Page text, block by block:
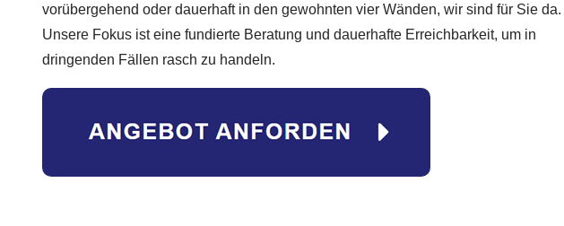
vorübergehend oder dauerhaft in den gewohnten vier Wänden, wir sind für Sie da.
Unsere Fokus ist eine fundierte Beratung und dauerhafte Erreichbarkeit, um in
dringenden Fällen rasch zu handeln.